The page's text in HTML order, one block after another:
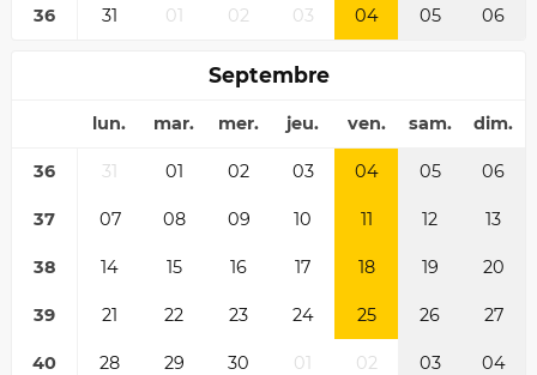
36 31 01 02 03 04 05 06
Septembre
lun. mar. mer. jeu. ven. sam. dim.
36 31 01 02 03 04 05 06
37 07 08 09 10 11 12 13
38 14 15 16 17 18 19 20
39 21 22 23 24 25 26 27
40 28 29 30 01 02 03 04